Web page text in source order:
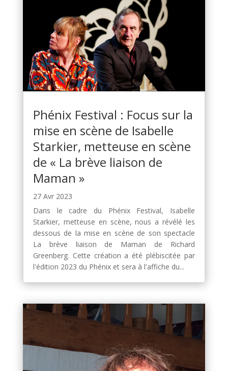
Phénix Festival : Focus sur la
mise en scène de Isabelle
Starkier, metteuse en scène
de « La brève liaison de
Maman »
27 Avr 2023
Dans le cadre du Phénix Festival, Isabelle
Starkier, metteuse en scène, nous a révélé les
dessous de la mise en scène de son spectacle
La brève liaison de Maman de Richard
Greenberg. Cette création a été plébiscitée par
l'édition 2023 du Phénix et sera à l'affiche du...